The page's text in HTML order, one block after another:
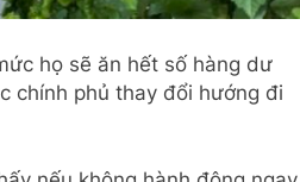
họ sẽ ăn hết số hàng dư
chính phủ thay đổi hướng đi